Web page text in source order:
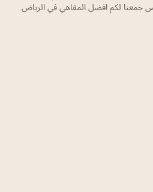
جمعنا لكم افضل المقاهي في الرياض